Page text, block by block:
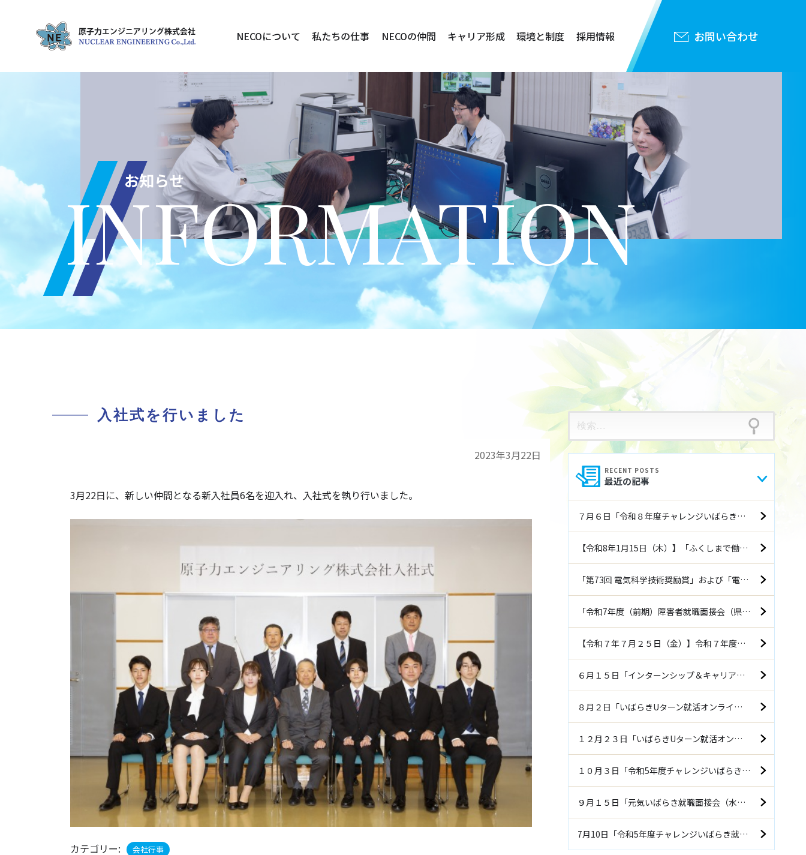
NECOについて 私たちの仕事 NECOの仲間 キャリア形成 環境と制度 採用情報 お問い合わせ
お知らせ
INFORMATION
入社式を行いました
2023年3月22日
3月22日に、新しい仲間となる新入社員6名を迎入れ、入社式を執り行いました。
カテゴリー: 会社行事
索:
最近の記事
７月６日「令和８年度チャレンジいばらき就職フェア（前期）」に参加します
【令和8年1月15日（木）】「ふくしまで働こう企業説明会（郡山）」に参加します！！
「第73回 電気科学技術奨励賞」および「電気科学技術奨励会会長賞」を受賞しました
「令和7年度（前期）障害者就職面接会（県央会場）」に参加します！！
【令和７年７月２５日（金）】令和７年度「元気いばらき就職面接会（水戸会場）」に参加します！！
６月１５日「インターンシップ＆キャリア発見フェア」郡山会場に参加します
８月２日「いばらきUターン就活オンライン2024」に参加します
１２月２３日「いばらきUターン就活オンライン2023」に参加します
１０月３日「令和5年度チャレンジいばらき就職フェア（後期）」に参加します
９月１５日「元気いばらき就職面接会（水戸会場）」に参加します
7月10日「令和5年度チャレンジいばらき就職面接会（前期）」に参加します